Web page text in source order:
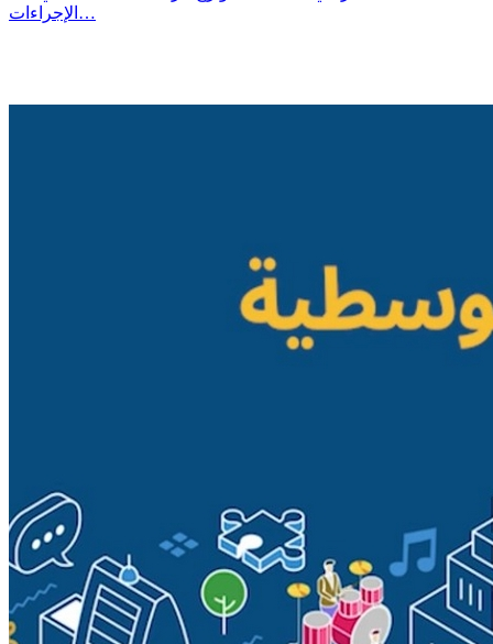
الإجراءات…